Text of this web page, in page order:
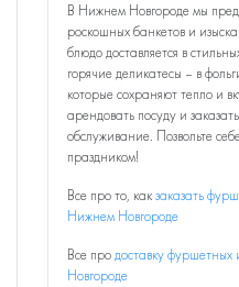
В Нижнем Новгороде мы
роскошных банкетов и
блюдо доставляется в
горячие деликатесы – в
которые сохраняют тепло и
арендовать посуду и
обслуживание. Позвольте
праздником!
Все про то, какзаказать
Нижнем Новгороде
Все продоставку
Новгороде